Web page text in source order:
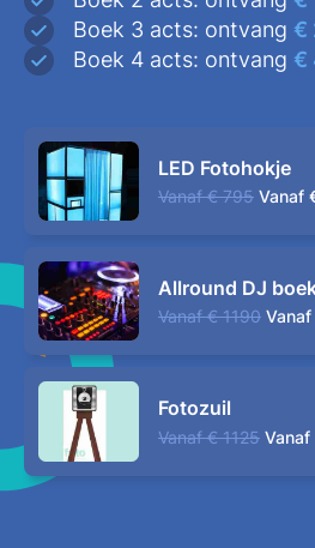
Boek 3 acts: ontvang €
Boek 4 acts: ontvang €
LED Fotohokje
Vanaf € 795 Vanaf
Allround DJ
Vanaf € 1190 Vanaf
Fotozuil
Vanaf € 1125 Vanaf